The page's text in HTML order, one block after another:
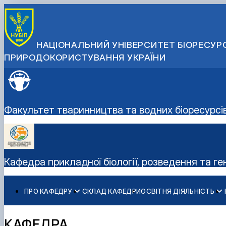
НАЦІОНАЛЬНИЙ УНІВЕРСИТЕТ
ПРИРОДОКОРИСТУВАННЯ УКРАЇНИ
Факультет тваринництва та водних
Кафедра прикладної біології, розведення та
ПРО КАФЕДРУ
Історія кафедри
СКЛАД КАФЕДРИОСВІТНЯ ДІЯЛЬНІСТЬ
Навчальні лабораторії
Наукова робота